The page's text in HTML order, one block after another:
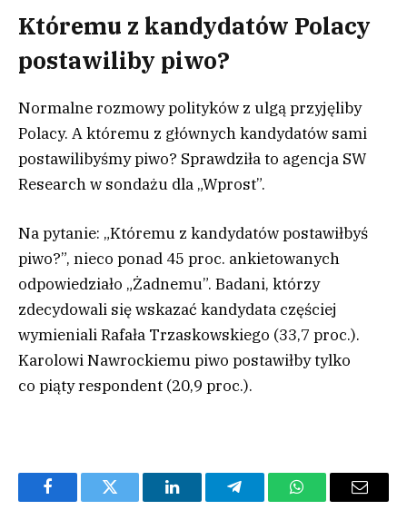
Któremu z kandydatów Polacy
postawiliby piwo?
Normalne rozmowy polityków z ulgą przyjęliby
Polacy. A któremu z głównych kandydatów sami
postawilibyśmy piwo? Sprawdziła to agencja SW
Research w sondażu dla „Wprost”.
Na pytanie: „Któremu z kandydatów postawiłbyś
piwo?”, nieco ponad 45 proc. ankietowanych
odpowiedziało „Żadnemu”. Badani, którzy
zdecydowali się wskazać kandydata częściej
wymieniali Rafała Trzaskowskiego (33,7 proc.).
Karolowi Nawrockiemu piwo postawiłby tylko
co piąty respondent (20,9 proc.).
FacebookTwitter LinkedInTelegramWhatsAppEmail